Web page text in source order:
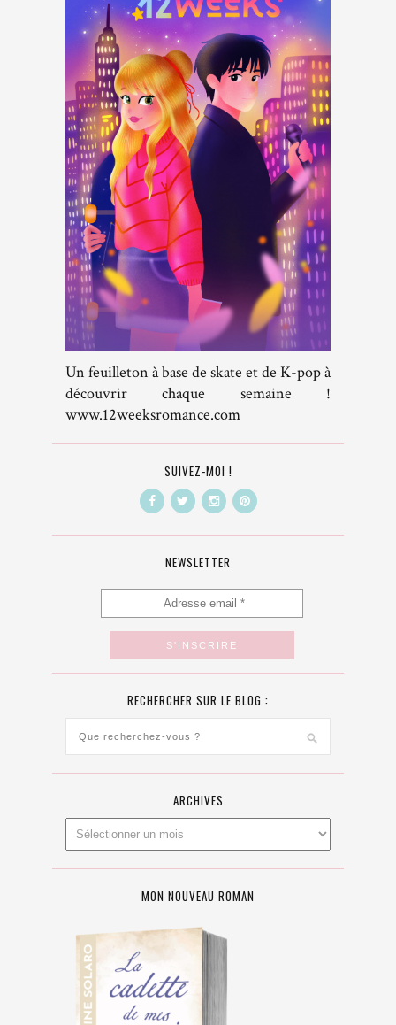
Un feuilleton à base de skate et de K-pop à
découvrir chaque semaine !
www.12weeksromance.com
SUIVEZ-MOI !
NEWSLETTER
RECHERCHER SUR LE BLOG :
ARCHIVES
MON NOUVEAU ROMAN